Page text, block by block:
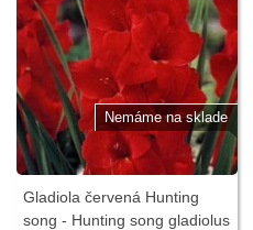
Nemáme na sklade
Gladiola červená Hunting
song - Hunting song gladiolus